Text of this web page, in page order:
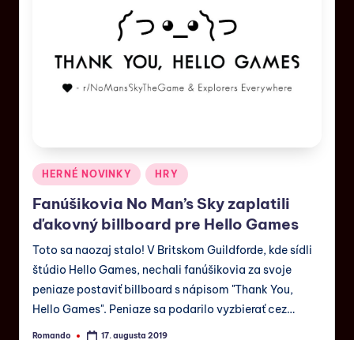
HERNÉ NOVINKY HRY
Fanúšikovia No Man’s Sky zaplatili
ďakovný billboard pre Hello Games
Toto sa naozaj stalo! V Britskom Guildforde, kde sídli
štúdio Hello Games, nechali fanúšikovia za svoje
peniaze postaviť billboard s nápisom "Thank You,
Hello Games". Peniaze sa podarilo vyzbierať cez…
Romando 17. augusta 2019